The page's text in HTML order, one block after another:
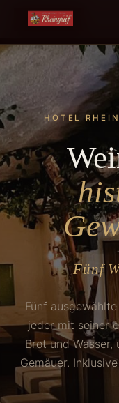
HOTEL
Fünf
Fünf
jeder mit seiner
Brot und
Gemäuer.